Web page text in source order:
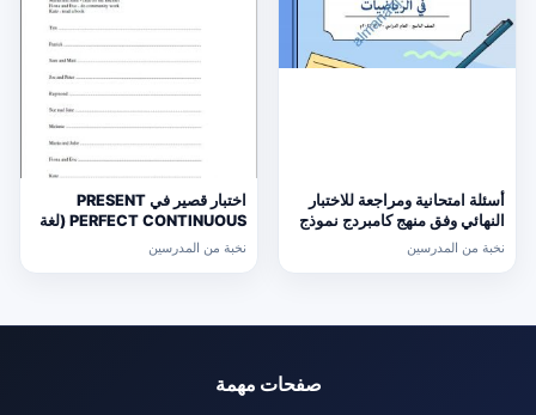
أسئلة امتحانية ومراجعة للاختبار
النهائي وفق منهج كامبردج نموذج
ثالث (رياضيات) التاسع
نخبة من المدرسين
اختبار قصير في PRESENT
PERFECT CONTINUOUS (لغة
انجليزية) حلقة ثانية
نخبة من المدرسين
صفحات مهمة